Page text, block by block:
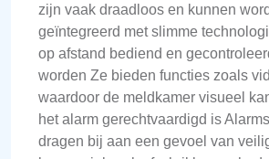
zijn vaak draadloos en kunnen
geïntegreerd met slimme
op afstand bediend en
worden Ze bieden functies zoals
waardoor de meldkamer visueel
het alarm gerechtvaardigd is
dragen bij aan een gevoel van